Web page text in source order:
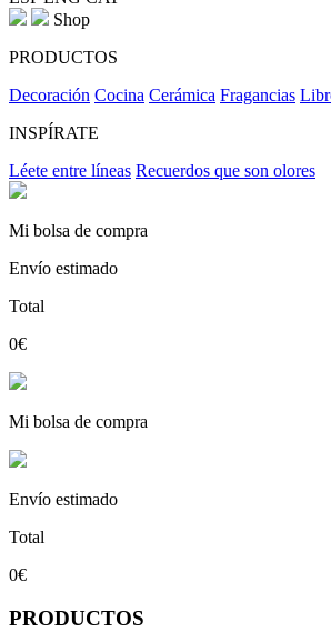
Shop
PRODUCTOS
Decoración Cocina Cerámica Fragancias
INSPÍRATE
Léete entre líneas Recuerdos que son olores
Mi bolsa de compra
Envío estimado
Total
0€
Mi bolsa de compra
Envío estimado
Total
0€
PRODUCTOS